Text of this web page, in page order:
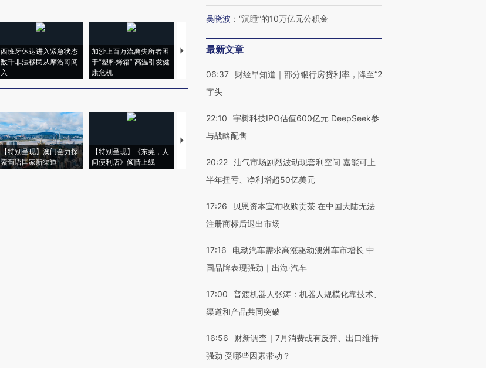
西班牙休达进入紧急状态
数千非法移民从摩洛哥闯
入
加沙上百万流离失所者困
于“塑料烤箱” 高温引发健
康危机
视线｜HYROX的吸金
心“花钱找虐”？
毒品
育部长拱下台
【特别呈现】澳门全力探
索葡语国家新渠道
【特别呈现】《东莞，人
间便利店》倾情上线
【推广】走进第四届链博
会，让数智科技“链”接产
【特别呈现】寻找100种
有意思的生活方式·第三对
CFO：不靠规模取胜，华
住三大增长引擎是什么？
吴晓波 ： “沉睡”的10万亿元公积金
最新文章
06:37
财经早知道｜部分银行房贷利率，降至“2
字头
22:10
宇树科技IPO估值600亿元 DeepSeek参
与战略配售
20:22 油气市场剧烈波动现套利空间 嘉能可上
半年扭亏、净利增超50亿美元
17:26
贝恩资本宣布收购贡茶 在中国大陆无法
注册商标后退出市场
17:16
电动汽车需求高涨驱动澳洲车市增长 中
国品牌表现强劲｜出海·汽车
17:00
普渡机器人张涛：机器人规模化靠技术、
渠道和产品共同突破
16:56
财新调查｜7月消费或有反弹、出口维持
强劲 受哪些因素带动？